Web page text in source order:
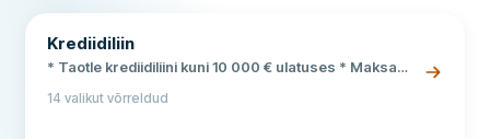
Krediidiliin
* Taotle krediidiliini kuni 10 000 € ulatuses * Maksa
pakkujaid ja leia soodsaim krediidiliin
14 valikut võrreldud